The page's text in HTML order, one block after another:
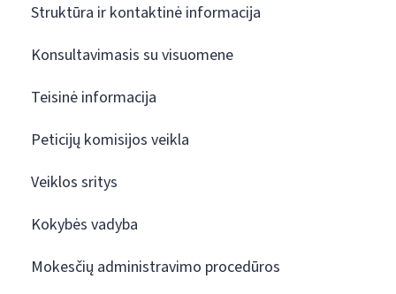
Struktūra ir kontaktinė informacija
Konsultavimasis su visuomene
Teisinė informacija
Peticijų komisijos veikla
Veiklos sritys
Kokybės vadyba
Mokesčių administravimo procedūros